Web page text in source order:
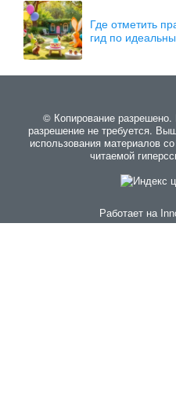
Где отметить
гид по
© Копирование
разрешение не требуется.
использования материалов
читаемой
Работает на